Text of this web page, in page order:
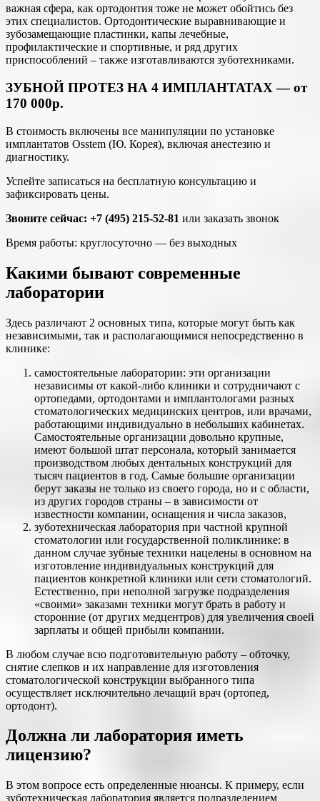
важная сфера, как ортодонтия тоже не может обойтись без
этих специалистов. Ортодонтические выравнивающие и
зубозамещающие пластинки, капы лечебные,
профилактические и спортивные, и ряд других
приспособлений – также изготавливаются зуботехниками.
ЗУБНОЙ ПРОТЕЗ НА 4 ИМПЛАНТАТАХ — от
170 000р.
В стоимость включены все манипуляции по установке
имплантатов Osstem (Ю. Корея), включая анестезию и
диагностику.
Успейте записаться на бесплатную консультацию и
зафиксировать цены.
Звоните сейчас: +7 (495) 215-52-81 или заказать звонок
Время работы: круглосуточно — без выходных
Какими бывают современные
лаборатории
Здесь различают 2 основных типа, которые могут быть как
независимыми, так и располагающимися непосредственно в
клинике:
самостоятельные лаборатории: эти организации
независимы от какой-либо клиники и сотрудничают с
ортопедами, ортодонтами и имплантологами разных
стоматологических медицинских центров, или врачами,
работающими индивидуально в небольших кабинетах.
Самостоятельные организации довольно крупные,
имеют большой штат персонала, который занимается
производством любых дентальных конструкций для
тысяч пациентов в год. Самые большие организации
берут заказы не только из своего города, но и с области,
из других городов страны – в зависимости от
известности компании, оснащения и числа заказов,
зуботехническая лаборатория при частной крупной
стоматологии или государственной поликлинике: в
данном случае зубные техники нацелены в основном на
изготовление индивидуальных конструкций для
пациентов конкретной клиники или сети стоматологий.
Естественно, при неполной загрузке подразделения
«своими» заказами техники могут брать в работу и
сторонние (от других медцентров) для увеличения своей
зарплаты и общей прибыли компании.
В любом случае всю подготовительную работу – обточку,
снятие слепков и их направление для изготовления
стоматологической конструкции выбранного типа
осуществляет исключительно лечащий врач (ортопед,
ортодонт).
Должна ли лаборатория иметь
лицензию?
В этом вопросе есть определенные нюансы. К примеру, если
зуботехническая лаборатория является подразделением